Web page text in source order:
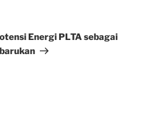
Energi PLTA sebagai